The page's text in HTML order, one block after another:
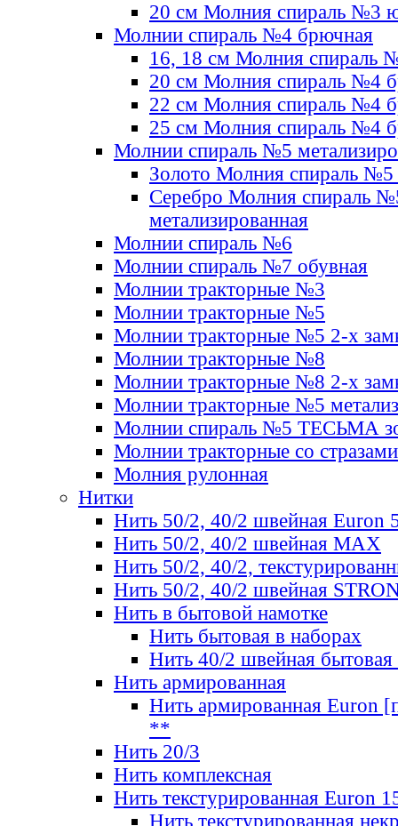
20 см Молния спираль №3
Молнии спираль №4 брючная
16, 18 см Молния спираль
20 см Молния спираль №4
22 см Молния спираль №4
25 см Молния спираль №4
Молнии спираль №5
Золото Молния спираль №5
Серебро Молния спираль
метализированная
Молнии спираль №6
Молнии спираль №7 обувная
Молнии тракторные №3
Молнии тракторные №5
Молнии тракторные №5 2-х
Молнии тракторные №8
Молнии тракторные №8 2-х
Молнии тракторные №5
Молнии спираль №5 ТЕСЬМА
Молнии тракторные со стразами
Молния рулонная
Нитки
Нить 50/2, 40/2 швейная Euron
Нить 50/2, 40/2 швейная МАХ
Нить 50/2, 40/2,
Нить 50/2, 40/2 швейная
Нить в бытовой намотке
Нить бытовая в наборах
Нить 40/2 швейная бытовая
Нить армированная
Нить армированная Euron
**
Нить 20/3
Нить комплексная
Нить текстурированная Euron
Нить текстурированная